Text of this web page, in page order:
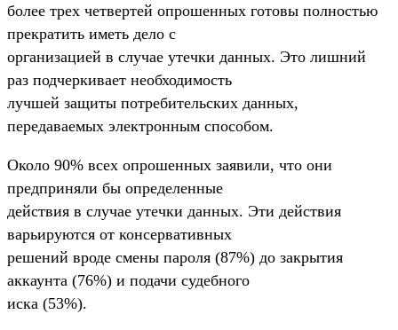
более трех четвертей опрошенных готовы полностью
прекратить иметь дело с
организацией в случае утечки данных. Это лишний
раз подчеркивает необходимость
лучшей защиты потребительских данных,
передаваемых электронным способом.
Около 90% всех опрошенных заявили, что они
предприняли бы определенные
действия в случае утечки данных. Эти действия
варьируются от консервативных
решений вроде смены пароля (87%) до закрытия
аккаунта (76%) и подачи судебного
иска (53%).